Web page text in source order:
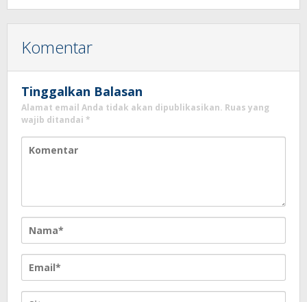
Komentar
Tinggalkan Balasan
Alamat email Anda tidak akan dipublikasikan. Ruas yang
wajib ditandai *